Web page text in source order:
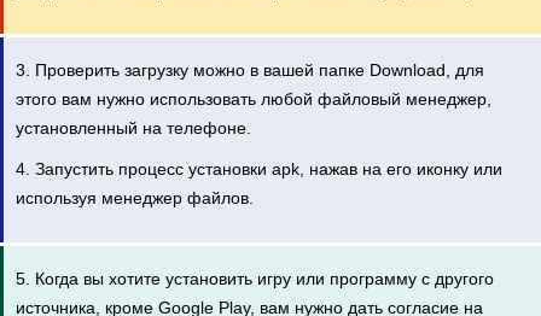
3. Проверить загрузку можно в вашей папке Download, для
этого вам нужно использовать любой файловый менеджер,
установленный на телефоне.
4. Запустить процесс установки apk, нажав на его иконку или
используя менеджер файлов.
5. Когда вы хотите установить игру или программу с другого
источника, кроме Google Play, вам нужно дать согласие на